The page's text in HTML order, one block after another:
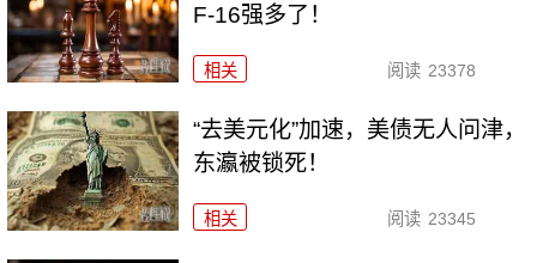
F-16强多了！
相关 阅读 23378
“去美元化”加速，美债无人问津，
东瀛被锁死！
相关 阅读 23345